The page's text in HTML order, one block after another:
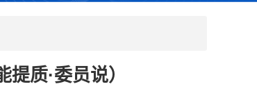
质·委员说）